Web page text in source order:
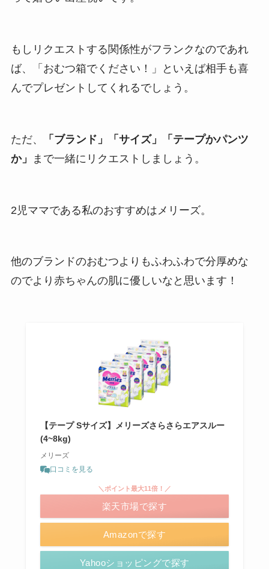
もしリクエストする関係性がフランクなのであれ
ば、「おむつ箱でください！」といえば相手も喜
んでプレゼントしてくれるでしょう。
ただ、
「ブランド」「サイズ」「テープかパンツ
か」
まで一緒にリクエストしましょう。
2児ママである私のおすすめはメリーズ。
他のブランドのおむつよりもふわふわで分厚めな
のでより赤ちゃんの肌に優しいなと思います！
【テープ Sサイズ】メリーズさらさらエアスルー
(4~8kg)
メリーズ
口コミを見る
Amazonで探す
＼ポイント最大11倍！／
楽天市場で探す
Yahooショッピングで探す